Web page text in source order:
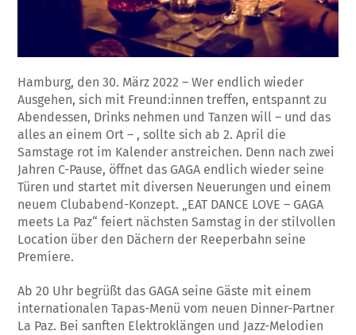
Hamburg, den 30. März 2022 – Wer endlich wieder
Ausgehen, sich mit Freund:innen treffen, entspannt zu
Abendessen, Drinks nehmen und Tanzen will – und das
alles an einem Ort – , sollte sich ab 2. April die
Samstage rot im Kalender anstreichen. Denn nach zwei
Jahren C-Pause, öffnet das GAGA endlich wieder seine
Türen und startet mit diversen Neuerungen und einem
neuem Clubabend-Konzept. „EAT DANCE LOVE – GAGA
meets La Paz“ feiert nächsten Samstag in der stilvollen
Location über den Dächern der Reeperbahn seine
Premiere.
Ab 20 Uhr begrüßt das GAGA seine Gäste mit einem
internationalen Tapas-Menü vom neuen Dinner-Partner
La Paz. Bei sanften Elektroklängen und Jazz-Melodien